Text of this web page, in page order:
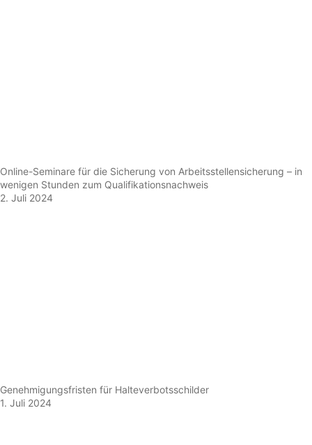
Online-Seminare für die Sicherung von Arbeitsstellensicherung – in
wenigen Stunden zum Qualifikationsnachweis
2. Juli 2024
Genehmigungsfristen für Halteverbotsschilder
1. Juli 2024